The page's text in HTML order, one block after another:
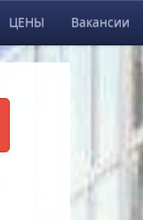
ЦЕНЫ Вакансии